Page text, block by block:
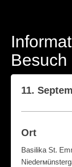
Besuch
11.
Ort
Basilika St.